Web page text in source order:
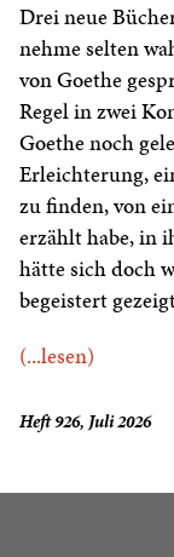
Drei neue
nehme selten
von Goethe
Regel in zwei
Goethe noch
Erleichterung,
zu finden, von
erzählt habe, in
hätte sich doch
begeistert
(...lesen)
Heft 926, Juli 2026